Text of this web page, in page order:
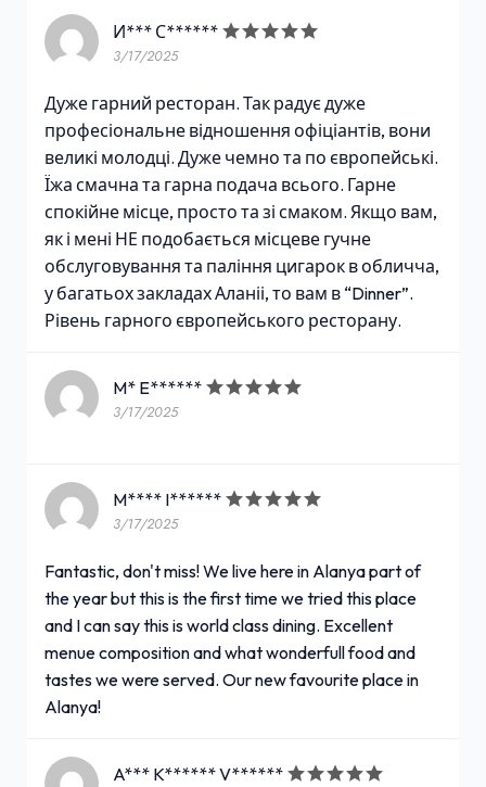
И*** С******
3/17/2025
Дуже гарний ресторан. Так радує дуже
професіональне відношення офіціантів, вони
великі молодці. Дуже чемно та по європейські.
Їжа смачна та гарна подача всього. Гарне
спокійне місце, просто та зі смаком. Якщо вам,
як і мені НЕ подобається місцеве гучне
обслуговування та паління цигарок в обличча,
у багатьох закладах Аланіі, то вам в “Dinner”.
Рівень гарного європейського ресторану.
M* E******
3/17/2025
M**** I******
3/17/2025
Fantastic, don't miss! We live here in Alanya part of
the year but this is the first time we tried this place
and I can say this is world class dining. Excellent
menue composition and what wonderfull food and
tastes we were served. Our new favourite place in
Alanya!
A*** K****** V******